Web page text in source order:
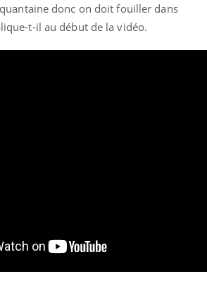
donc on doit fouiller dans
t-il au début de la vidéo.